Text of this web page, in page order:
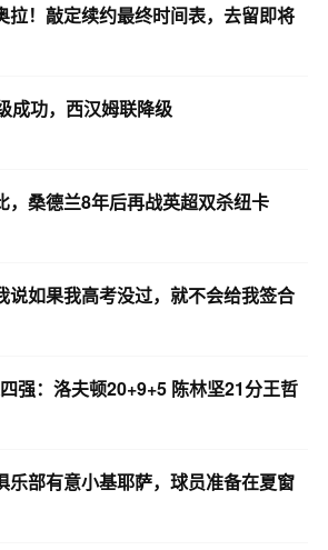
拉！敲定续约最终时间表，去留即将
成功，西汉姆联降级
，桑德兰8年后再战英超双杀纽卡
说如果我高考没过，就不会给我签合
强：洛夫顿20+9+5 陈林坚21分王哲
乐部有意小基耶萨，球员准备在夏窗